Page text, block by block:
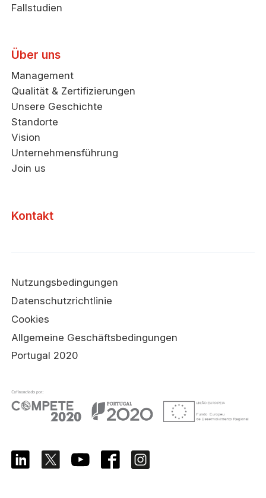
Fallstudien
Über uns
Management
Qualität & Zertifizierungen
Unsere Geschichte
Standorte
Vision
Unternehmensführung
Join us
Kontakt
Nutzungsbedingungen
Datenschutzrichtlinie
Cookies
Allgemeine Geschäftsbedingungen
Portugal 2020